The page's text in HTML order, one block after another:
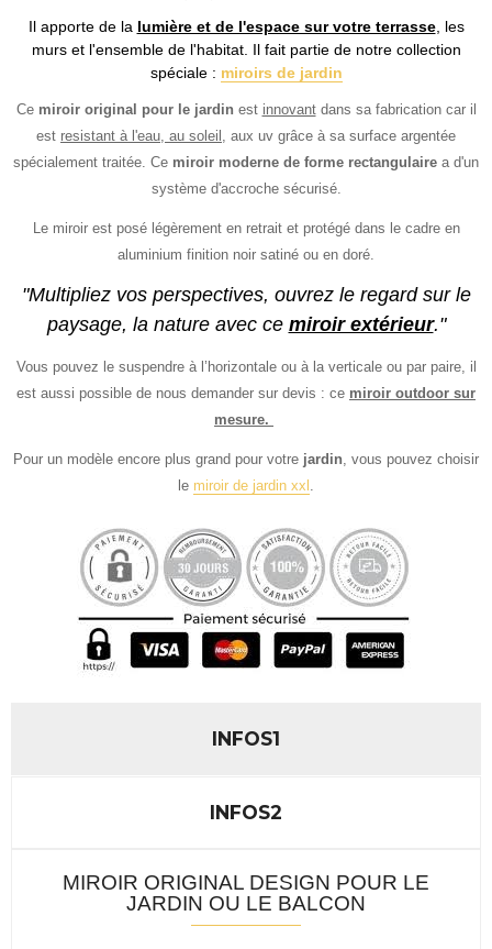
Il apporte de la lumière et de l'espace sur votre terrasse, les
murs et l'ensemble de l'habitat. Il fait partie de notre collection
spéciale : miroirs de jardin
Ce miroir original pour le jardin est innovantdans sa fabrication car il
est resistant à l'eau, au soleil , aux uv grâce à sa surface argentée
spécialement traitée. Ce miroir moderne de forme rectangulaire a d'un
système d'accroche sécurisé.
Le miroir est posé légèrement en retrait et protégé dans le cadre en
aluminium finition noir satiné ou en doré.
"Multipliez vos perspectives, ouvrez le regard sur le
paysage, la nature avec ce miroir extérieur."
Vous pouvez le suspendre à l’horizontale ou à la verticale ou par paire, il
est aussi possible de nous demander sur devis : ce miroir outdoor sur
mesure.
Pour un modèle encore plus grand pour votre jardin, vous pouvez choisir
le miroir de jardin xxl .
INFOS1
INFOS2
MIROIR ORIGINAL DESIGN POUR LE
JARDIN OU LE BALCON